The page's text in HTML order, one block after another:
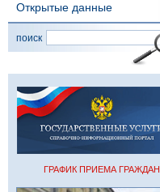
Открытые данные
поиск
ГРАФИК ПРИЕМА ГРАЖДАН